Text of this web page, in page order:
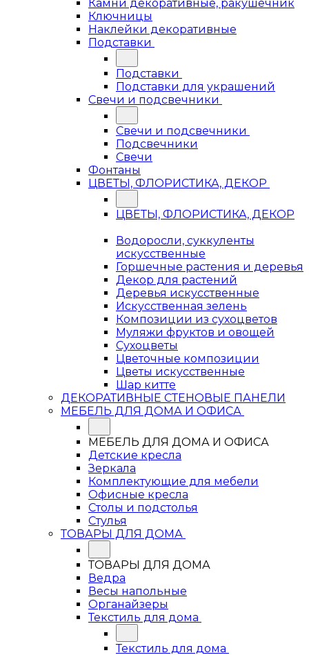
Камни декоративные, ракушечник
Ключницы
Наклейки декоративные
Подставки
Подставки
Подставки для украшений
Свечи и подсвечники
Свечи и подсвечники
Подсвечники
Свечи
Фонтаны
ЦВЕТЫ, ФЛОРИСТИКА, ДЕКОР
ЦВЕТЫ, ФЛОРИСТИКА, ДЕКОР
Водоросли, суккуленты
искусственные
Горшечные растения и деревья
Декор для растений
Деревья искусственные
Искусственная зелень
Композиции из сухоцветов
Муляжи фруктов и овощей
Сухоцветы
Цветочные композиции
Цветы искусственные
Шар китте
ДЕКОРАТИВНЫЕ СТЕНОВЫЕ ПАНЕЛИ
МЕБЕЛЬ ДЛЯ ДОМА И ОФИСА
МЕБЕЛЬ ДЛЯ ДОМА И ОФИСА
Детские кресла
Зеркала
Комплектующие для мебели
Офисные кресла
Столы и подстолья
Стулья
ТОВАРЫ ДЛЯ ДОМА
ТОВАРЫ ДЛЯ ДОМА
Ведра
Весы напольные
Органайзеры
Текстиль для дома
Текстиль для дома